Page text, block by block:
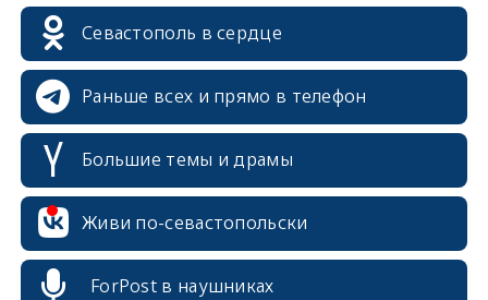
Севастополь в сердце
Раньше всех и прямо в телефон
Большие темы и драмы
Живи по-севастопольски
ForPost в наушниках
erid: 2SDnjcrDNw6